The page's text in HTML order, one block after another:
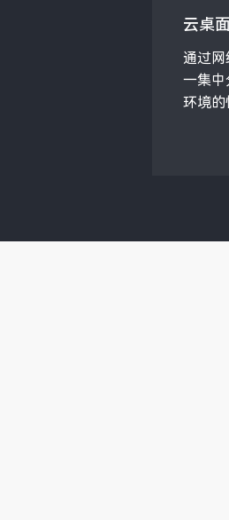
云桌
通过网
一集中
环境的